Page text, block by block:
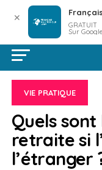
VIE PRATIQUE
Quels
retraite si
l’étranger
✕
GRATUIT
Sur